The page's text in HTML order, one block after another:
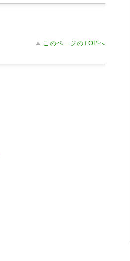
このページのTOPへ